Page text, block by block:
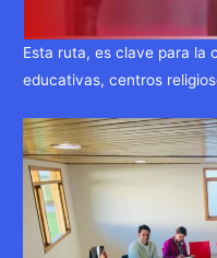
Esta ruta, es clave para la
educativas, centros